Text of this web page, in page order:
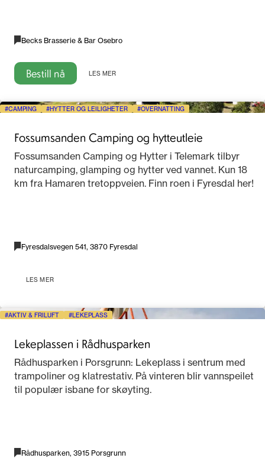
Becks Brasserie & Bar Osebro
Bestill nå LES MER
CAMPING HYTTER OG LEILIGHETER OVERNATTING
Fossumsanden Camping og hytteutleie
Fossumsanden Camping og Hytter i Telemark tilbyr
naturcamping, glamping og hytter ved vannet. Kun 18
km fra Hamaren tretoppveien. Finn roen i Fyresdal her!
Fyresdalsvegen 541, 3870 Fyresdal
LES MER
AKTIV & FRILUFT LEKEPLASS
Lekeplassen i Rådhusparken
Rådhusparken i Porsgrunn: Lekeplass i sentrum med
trampoliner og klatrestativ. På vinteren blir vannspeilet
til populær isbane for skøyting.
Rådhusparken, 3915 Porsgrunn